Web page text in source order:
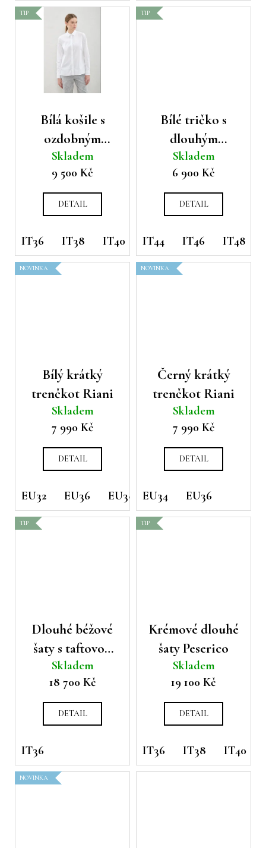
TIP
Bílá košile s
ozdobným
límečkem
Peserico
Skladem
9 500 Kč
DETAIL
IT36 IT38 IT40 IT44 IT46 IT48
TIP
Bílé tričko s
dlouhým
rukávem
Peserico
Skladem
6 900 Kč
DETAIL
IT44 IT46 IT48
NOVINKA
Bílý krátký
trenčkot Riani
Skladem
7 990 Kč
DETAIL
EU32 EU36 EU38
NOVINKA
Černý krátký
trenčkot Riani
Skladem
7 990 Kč
DETAIL
EU34 EU36
TIP
Dlouhé béžové
šaty s taftovou
sukní Peserico
Skladem
18 700 Kč
DETAIL
IT36
TIP
Krémové dlouhé
šaty Peserico
Skladem
19 100 Kč
DETAIL
IT36 IT38 IT40
NOVINKA
č
u